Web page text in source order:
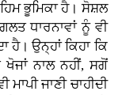
ਭੂਮਿਕਾ ਹੈ। ਸੋਸ਼ਲ
ਧਾਰਨਾਵਾਂ ਨੂੰ ਵੀ
ਹੈ। ਉਨ੍ਹਾਂ ਕਿਹਾ ਕਿ
ਨਾਲ ਨਹੀਂ, ਸਗੋਂ
ਜਾਣੀ ਚਾਹੀਦੀ